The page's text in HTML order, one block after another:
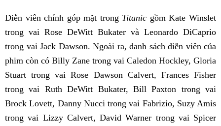
Diễn viên chính góp mặt trong Titanic gồm Kate Winslet
trong vai Rose DeWitt Bukater và Leonardo DiCaprio
trong vai Jack Dawson. Ngoài ra, danh sách diễn viên của
phim còn có Billy Zane trong vai Caledon Hockley, Gloria
Stuart trong vai Rose Dawson Calvert, Frances Fisher
trong vai Ruth DeWitt Bukater, Bill Paxton trong vai
Brock Lovett, Danny Nucci trong vai Fabrizio, Suzy Amis
trong vai Lizzy Calvert, David Warner trong vai Spicer